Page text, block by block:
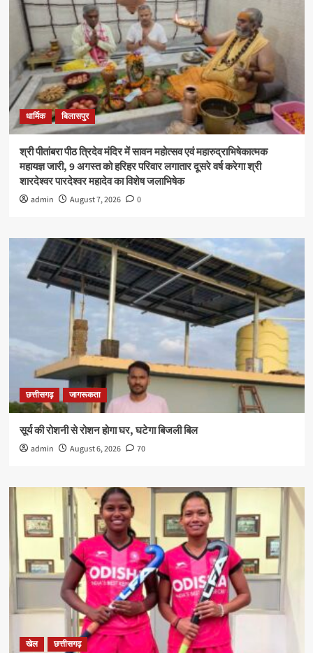
धार्मिक बिलासपुर
श्री पीतांबरा पीठ त्रिदेव मंदिर में सावन महोत्सव एवं महारुद्राभिषेकात्मक
महायज्ञ जारी, 9 अगस्त को हरिहर परिवार लगातार दूसरे वर्ष करेगा श्री
शारदेश्वर पारदेश्वर महादेव का विशेष जलाभिषेक
admin August 7, 2026 0
छत्तीसगढ़ जागरूकता
सूर्य की रोशनी से रोशन होगा घर, घटेगा बिजली बिल
admin August 6, 2026 70
खेल छत्तीसगढ़